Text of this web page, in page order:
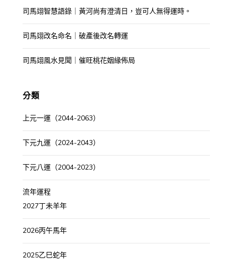
司馬翊智慧語錄｜黃河尚有澄清日，豈可人無得運時。
司馬翊改名命名｜破產後改名轉運
司馬翊風水見聞｜催旺桃花姻緣佈局
分類
上元一運（2044-2063）
下元九運（2024-2043）
下元八運（2004-2023）
流年運程
2027丁未羊年
2026丙午馬年
2025乙巳蛇年